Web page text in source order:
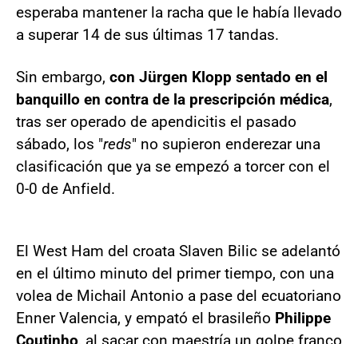
esperaba mantener la racha que le había llevado
a superar 14 de sus últimas 17 tandas.
Sin embargo, con Jürgen Klopp sentado en el
banquillo en contra de la prescripción médica,
tras ser operado de apendicitis el pasado
sábado, los "reds" no supieron enderezar una
clasificación que ya se empezó a torcer con el
0-0 de Anfield.
El West Ham del croata Slaven Bilic se adelantó
en el último minuto del primer tiempo, con una
volea de Michail Antonio a pase del ecuatoriano
Enner Valencia, y empató el brasileño Philippe
Coutinho, al sacar con maestría un golpe franco